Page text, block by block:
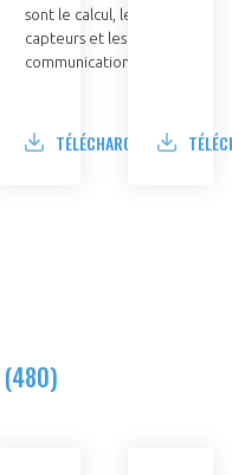
sont le calcul, les
capteurs et les
communications.
TÉLÉCHARGER
(480)